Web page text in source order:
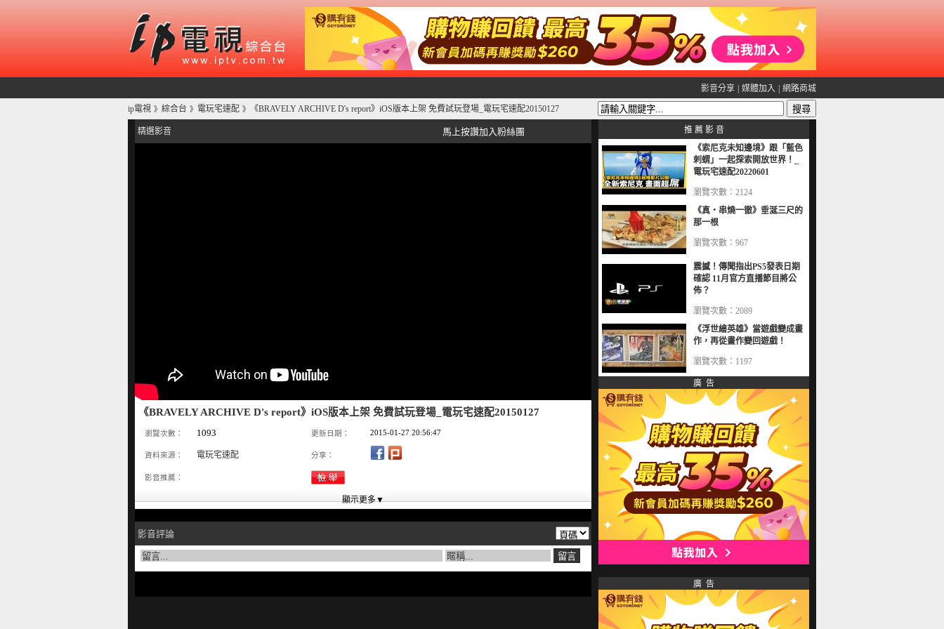
影音分享 媒體加入 網路商城
ip電視 》 綜合台 》 電玩宅速配 》 《BRAVELY ARCHIVE D's report》iOS版本上架 免費試玩登場_電玩宅速配20150127
精選影音 馬上按讚加入粉絲團
《BRAVELY ARCHIVE D's report》iOS版本上架 免費試玩登場_電玩宅速配20150127
瀏覽次數： 1093 更新日期： 2015-01-27 20:56:47
資料來源： 電玩宅速配 分享：
影音推薦：
影音評論
推 薦 影 音
《索尼克未知邊境》跟「藍色
刺蝟」一起探索開放世界！_
電玩宅速配20220601
瀏覽次數：2124
《真・串燒一徹》垂涎三尺的
那一根
瀏覽次數：967
震撼！傳聞指出PS5發表日期
確認 11月官方直播節目將公
佈？
瀏覽次數：2089
《浮世繪英雄》當遊戲變成畫
作，再從畫作變回遊戲！
瀏覽次數：1197
廣 告
廣 告